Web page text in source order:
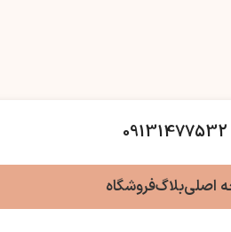
09131477532
اصلیبلاگفروشگاه